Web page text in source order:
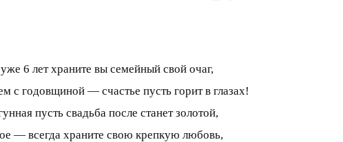
6 лет храните вы семейный свой очаг,
с годовщиной — счастье пусть горит в глазах!
пусть свадьба после станет золотой,
— всегда храните свою крепкую любовь,